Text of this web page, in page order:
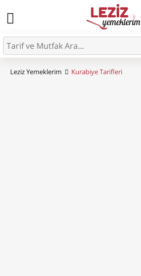
Leziz Yemeklerim Kurabiye Tarifleri